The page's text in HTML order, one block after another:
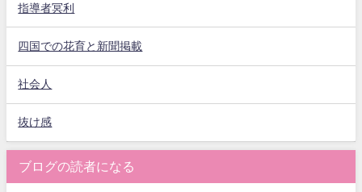
指導者冥利
四国での花育と新聞掲載
社会人
抜け感
ブログの読者になる